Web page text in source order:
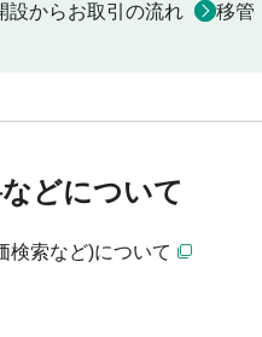
設からお取引の流れ 移管
どについて
検索など)について